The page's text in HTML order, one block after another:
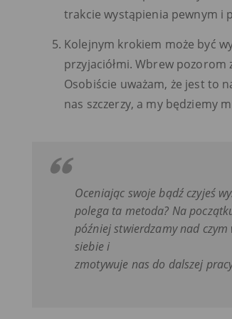
trakcie wystąpienia pewnym i
Kolejnym krokiem może być
przyjaciółmi. Wbrew
Osobiście uważam, że jest to
nas szczerzy, a my będziemy
Oceniając swoje bądź czyjeś
polega ta metoda? Na
później stwierdzamy nad
siebie i
zmotywuje nas do dalszej